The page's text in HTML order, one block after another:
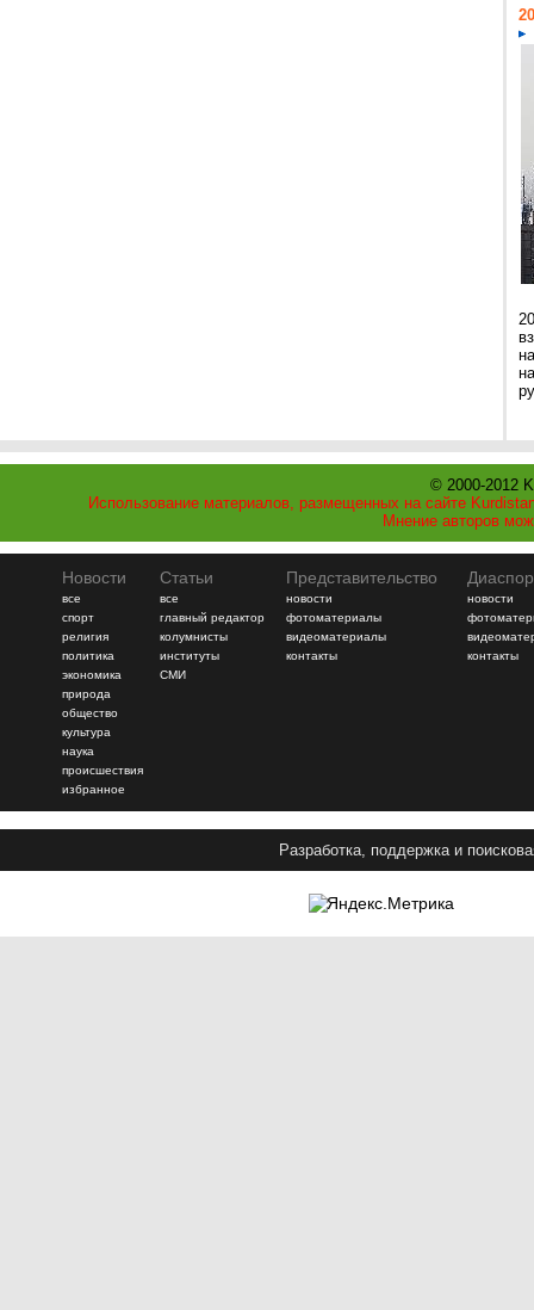
© 2000-2012
Использование материалов, размещенных на сайте
Мнение авторов
Новости
все
спорт
религия
политика
экономика
природа
общество
культура
наука
происшествия
избранное
Статьи
все
главный редактор
колумнисты
институты
СМИ
Представительство
новости
фотоматериалы
видеоматериалы
контакты
новости
контакты
Разработка, поддержка и